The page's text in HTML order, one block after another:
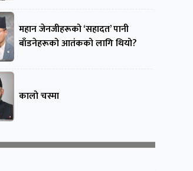
महान जेनजीहरूको ‘सहादत’ पानी
बाँडनेहरूको आतंकको लागि थियो?
कालो चस्मा